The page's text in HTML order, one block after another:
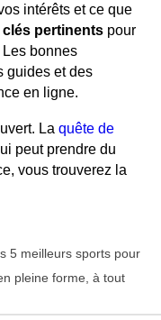
intérêts et ce que
clés pertinents pour
bonnes
guides et des
en ligne.
La quête de
peut prendre du
vous trouverez la
5 meilleurs sports pour
pleine forme, à tout